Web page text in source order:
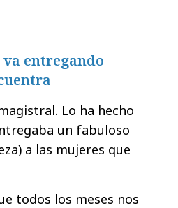
entregando
Lo ha hecho
un fabuloso
a las mujeres que
todos los meses nos